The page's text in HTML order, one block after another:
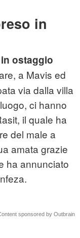
in
ostaggio
a Mavis ed
via dalla villa
ci hanno
il quale ha
del male a
amata grazie
ha annunciato
sponsored by Outbrain